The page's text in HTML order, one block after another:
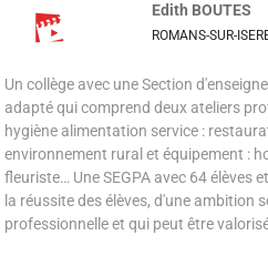
Edith BOUTES
ROMANS-SUR-
Un collège avec une Section
adapté qui comprend deux ateliers
hygiène alimentation service :
environnement rural et équipement :
fleuriste… Une SEGPA avec 64 élèves
la réussite des élèves, d'une ambition
professionnelle et qui peut être